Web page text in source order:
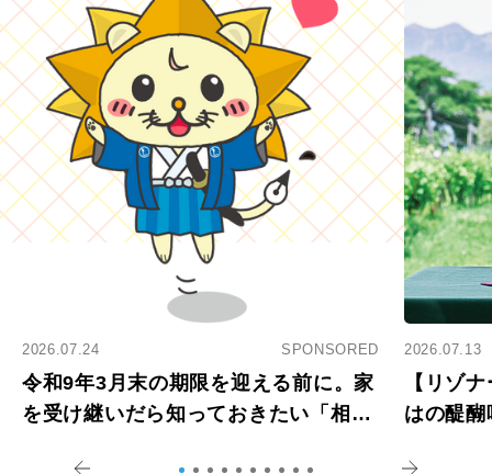
2026.07.24 SPONSORED
令和9年3月末の期限を迎える前に。家
を受け継いだら知っておきたい「相続
2026.07.13
【リゾ
はの醍